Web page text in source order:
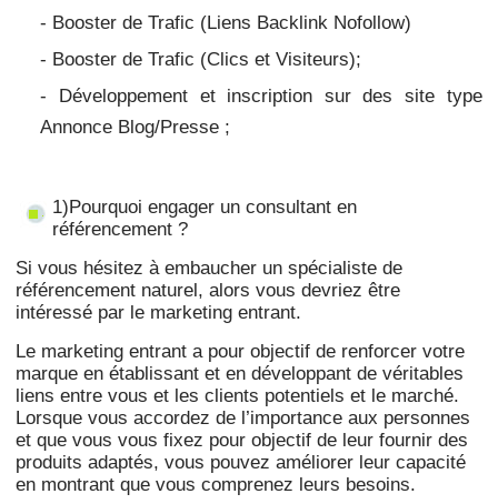
- Booster de Trafic (Liens Backlink Nofollow)
- Booster de Trafic (Clics et Visiteurs);
- Développement et inscription sur des site type
Annonce Blog/Presse ;
1)Pourquoi engager un consultant en
référencement ?
Si vous hésitez à embaucher un spécialiste de
référencement naturel, alors vous devriez être
intéressé par le marketing entrant.
Le marketing entrant a pour objectif de renforcer votre
marque en établissant et en développant de véritables
liens entre vous et les clients potentiels et le marché.
Lorsque vous accordez de l’importance aux personnes
et que vous vous fixez pour objectif de leur fournir des
produits adaptés, vous pouvez améliorer leur capacité
en montrant que vous comprenez leurs besoins.